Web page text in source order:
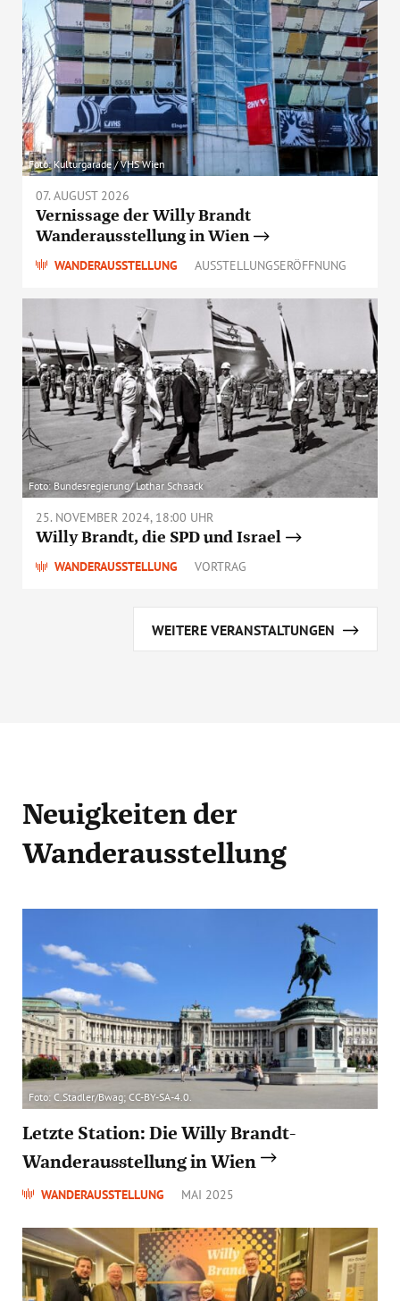
Foto: Kulturgarade / VHS Wien
07. AUGUST 2026
Vernissage der Willy Brandt
Wanderausstellung in Wien
WANDERAUSSTELLUNG AUSSTELLUNGSERÖFFNUNG
Foto: Bundesregierung/ Lothar Schaack
25. NOVEMBER 2024, 18:00 UHR
Willy Brandt, die SPD und Israel
WANDERAUSSTELLUNG VORTRAG
WEITERE VERANSTALTUNGEN
Neuigkeiten der
Wanderausstellung
Foto: C.Stadler/Bwag; CC-BY-SA-4.0.
Letzte Station: Die Willy Brandt-
Wanderausstellung in Wien
WANDERAUSSTELLUNG MAI 2025